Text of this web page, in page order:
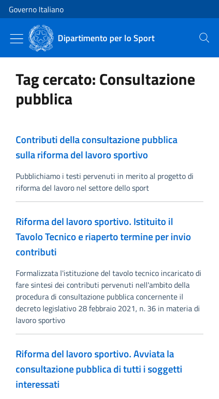
Vai al contenuto
Vai alla navigazione del sito
Governo Italiano
Dipartimento per lo Sport Cerca
Tag cercato: Consultazione
pubblica
Contributi della consultazione pubblica
sulla riforma del lavoro sportivo
Pubblichiamo i testi pervenuti in merito al progetto di
riforma del lavoro nel settore dello sport
Riforma del lavoro sportivo. Istituito il
Tavolo Tecnico e riaperto termine per invio
contributi
Formalizzata l'istituzione del tavolo tecnico incaricato di
fare sintesi dei contributi pervenuti nell'ambito della
procedura di consultazione pubblica concernente il
decreto legislativo 28 febbraio 2021, n. 36 in materia di
lavoro sportivo
Riforma del lavoro sportivo. Avviata la
consultazione pubblica di tutti i soggetti
interessati